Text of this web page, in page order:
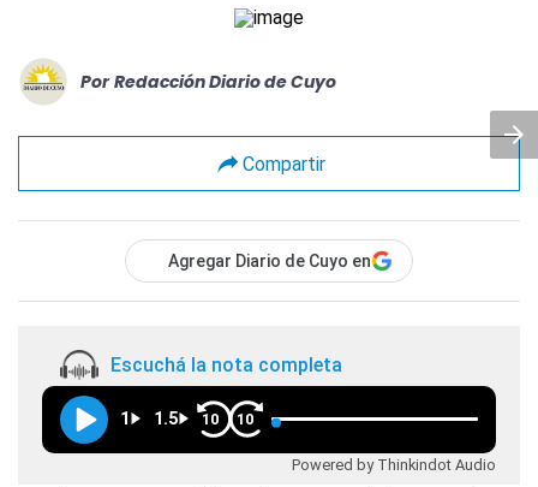
Por Redacción Diario de Cuyo
Compartir
Agregar Diario de Cuyo en
Escuchá la nota completa
1 1.5 10 10
Powered by Thinkindot Audio